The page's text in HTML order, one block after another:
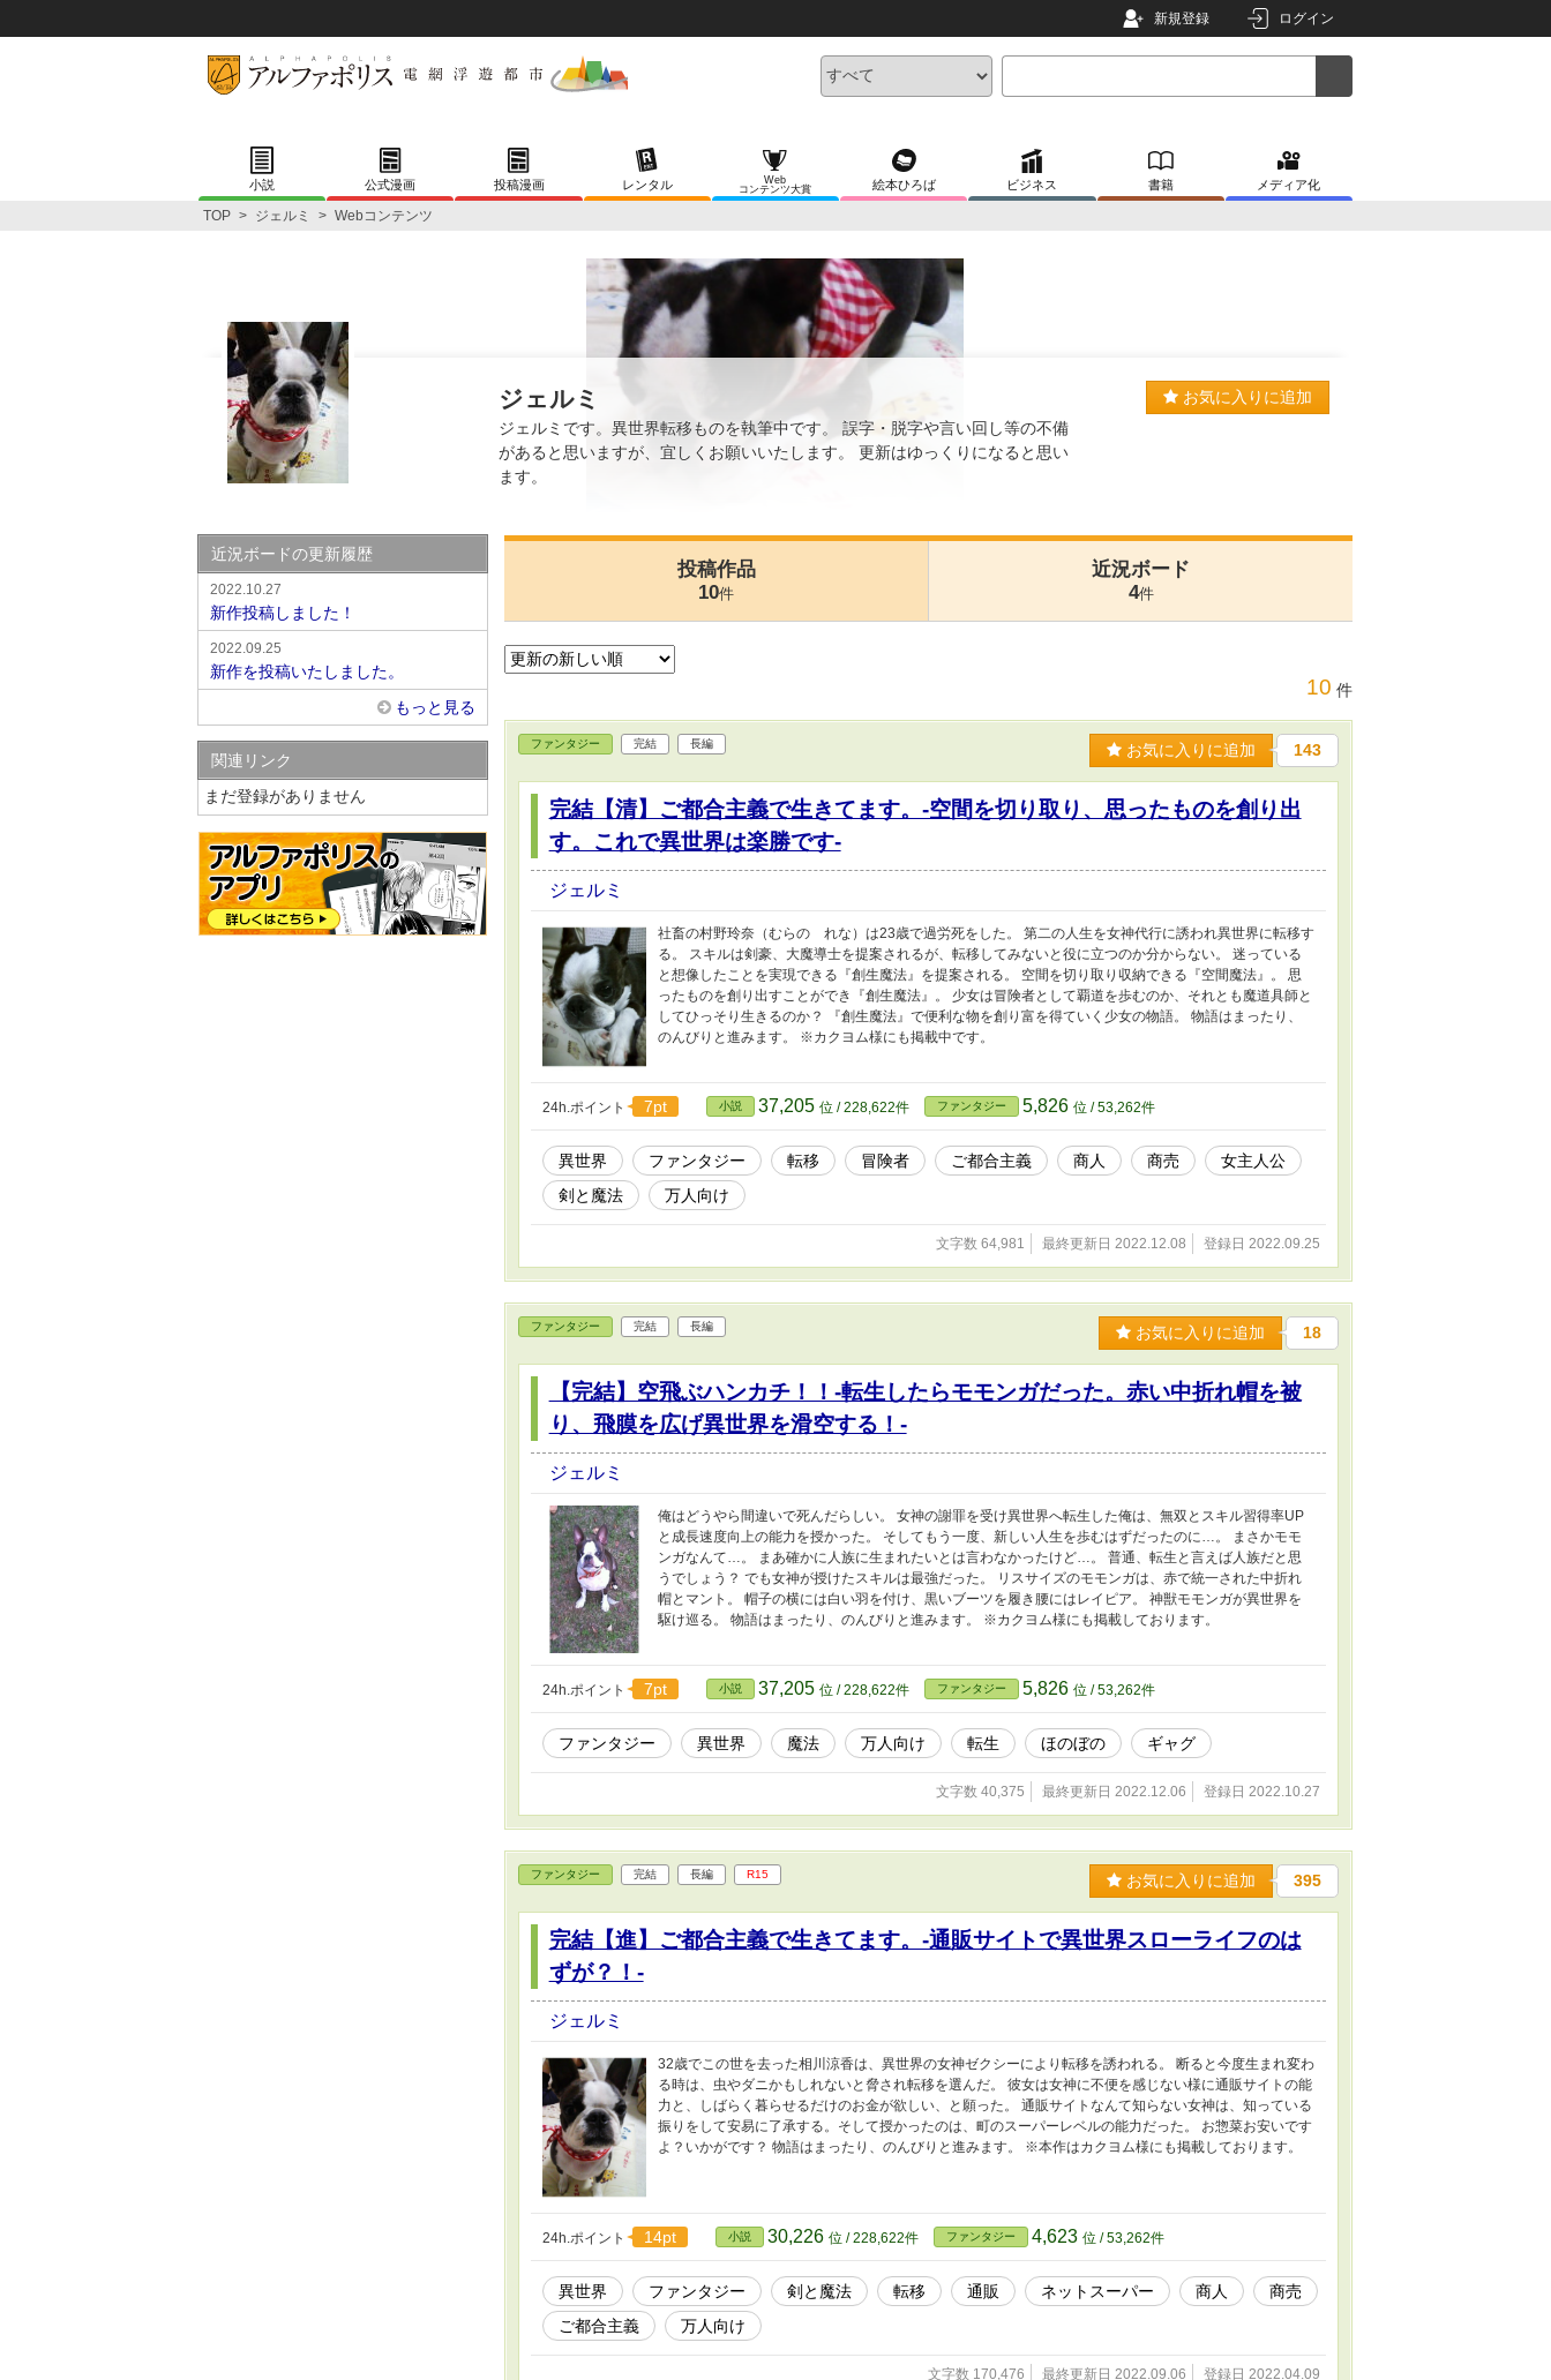
新規登録 ログイン
小説 公式漫画 投稿漫画 レンタル
Web
コンテンツ大賞
絵本ひろば ビジネス 書籍 メディア化
TOP > ジェルミ > Webコンテンツ
ジェルミ
ジェルミです。異世界転移ものを執筆中です。 誤字・脱字や言い回し等の不備
があると思いますが、宜しくお願いいたします。 更新はゆっくりになると思い
ます。
お気に入りに追加
投稿作品
10件
近況ボード
4件
10 件
ファンタジー 完結 長編 お気に入りに追加 143
完結【清】ご都合主義で生きてます。-空間を切り取り、思ったものを創り出
す。これで異世界は楽勝です-
ジェルミ
社畜の村野玲奈（むらの れな）は23歳で過労死をした。 第二の人生を女神代行に誘われ異世界に転移す
る。 スキルは剣豪、大魔導士を提案されるが、転移してみないと役に立つのか分からない。 迷っている
と想像したことを実現できる『創生魔法』を提案される。 空間を切り取り収納できる『空間魔法』。 思
ったものを創り出すことができ『創生魔法』。 少女は冒険者として覇道を歩むのか、それとも魔道具師と
してひっそり生きるのか？ 『創生魔法』で便利な物を創り富を得ていく少女の物語。 物語はまったり、
のんびりと進みます。 ※カクヨム様にも掲載中です。
24h.ポイント 7pt 小説 37,205 位 / 228,622件 ファンタジー 5,826 位 / 53,262件
異世界 ファンタジー 転移 冒険者 ご都合主義 商人 商売
女主人公
剣と魔法
万人向け
文字数 64,981 最終更新日 2022.12.08 登録日 2022.09.25
ファンタジー 完結 長編 お気に入りに追加 18
【完結】空飛ぶハンカチ！！-転生したらモモンガだった。赤い中折れ帽を被
り、飛膜を広げ異世界を滑空する！-
ジェルミ
俺はどうやら間違いで死んだらしい。 女神の謝罪を受け異世界へ転生した俺は、無双とスキル習得率UP
と成長速度向上の能力を授かった。 そしてもう一度、新しい人生を歩むはずだったのに…。 まさかモモ
ンガなんて…。 まあ確かに人族に生まれたいとは言わなかったけど…。 普通、転生と言えば人族だと思
うでしょう？ でも女神が授けたスキルは最強だった。 リスサイズのモモンガは、赤で統一された中折れ
帽とマント。 帽子の横には白い羽を付け、黒いブーツを履き腰にはレイピア。 神獣モモンガが異世界を
駆け巡る。 物語はまったり、のんびりと進みます。 ※カクヨム様にも掲載しております。
24h.ポイント 7pt 小説 37,205 位 / 228,622件 ファンタジー 5,826 位 / 53,262件
ファンタジー 異世界 魔法 万人向け 転生 ほのぼの ギャグ
文字数 40,375 最終更新日 2022.12.06 登録日 2022.10.27
ファンタジー 完結 長編 R15 お気に入りに追加 395
完結【進】ご都合主義で生きてます。-通販サイトで異世界スローライフのは
ずが？！-
ジェルミ
32歳でこの世を去った相川涼香は、異世界の女神ゼクシーにより転移を誘われる。 断ると今度生まれ変わ
る時は、虫やダニかもしれないと脅され転移を選んだ。 彼女は女神に不便を感じない様に通販サイトの能
力と、しばらく暮らせるだけのお金が欲しい、と願った。 通販サイトなんて知らない女神は、知っている
振りをして安易に了承する。そして授かったのは、町のスーパーレベルの能力だった。 お惣菜お安いです
よ？いかがです？ 物語はまったり、のんびりと進みます。 ※本作はカクヨム様にも掲載しております。
24h.ポイント 14pt 小説 30,226 位 / 228,622件 ファンタジー 4,623 位 / 53,262件
異世界 ファンタジー 剣と魔法 転移 通販 ネットスーパー 商人
商売
ご都合主義
万人向け
文字数 170,476 最終更新日 2022.09.06 登録日 2022.04.09
近況ボードの更新履歴
2022.10.27
新作投稿しました！
2022.09.25
新作を投稿いたしました。
もっと見る
関連リンク
まだ登録がありません